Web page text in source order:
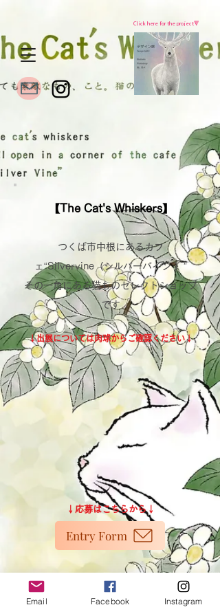
Click here for the project🔻
【The Cat's Whiskers】
つくば市中根にあるカフ
ェ“Silvervine（シルバーバイン ）”
その一角にある猫ものセレクトショップ
です
↓出展については肉球からご確認ください↓
↓応募はこちらから↓
Entry Form
Email Facebook Instagram